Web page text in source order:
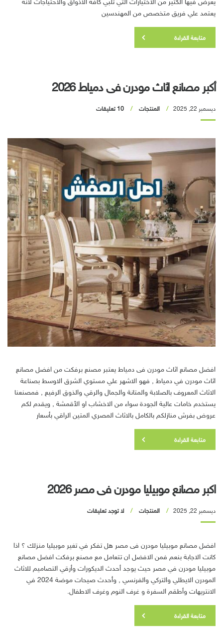
يعرض فيها الكثير من الاختيارات التي تلبي كافة الاذواق والاحتياجات لأنه
يعتمد علي فريق متخصص من المهندسين
متابعة القراءة
أكبر مصانع اثاث مودرن فى دمياط 2026
ديسمبر 22, 2025 المنتجات 10 تعليقات
افضل مصانع اثاث مودرن فى دمياط يعتبر مصنع برفكت من افضل مصانع
اثاث مودرن في دمياط , فهو الاشهر علي مستوي الشرق الاوسط بصناعة
الاثاث المعروف بالصلابة والمتانة والجمال والرقي والذوق الرفيع , فمصنعنا
يستخدم خامات عالية الجودة سواء من الاخشاب او الأقمشة , ويقدم لكم
عروض بفرش منازلكم بالكامل بالاثاث المصري المتين الراقي بأسعار
متابعة القراءة
اكبر مصانع موبيليا مودرن فى مصر 2026
ديسمبر 22, 2025 المنتجات لا توجد تعليقات
افضل مصانع موبيليا مودرن فى مصر هل تفكر في تغير موبيليا منزلك ؟ اذا
كانت الاجابة بنعم فمن الافضل ان تتعامل مع مصنع برفكت افضل مصانع
موبيليا مودرن في مصر حيث يوجد أحدث الديكورات وأرقي التصاميم للاثاث
المودرن الايطلي والتركي والفرنسي , وأحدث صيحات موضة 2024 في
الانتريهات وأطقم السفرة و غرف النوم وغرف الاطفال.
متابعة القراءة